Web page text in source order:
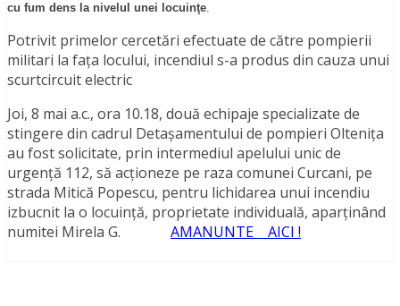
cu fum dens la nivelul unei locuinţe.
Potrivit primelor cercetări efectuate de către pompierii
militari la faţa locului, incendiul s-a produs din cauza unui
scurtcircuit electric
Joi, 8 mai a.c., ora 10.18, două echipaje specializate de
stingere din cadrul Detaşamentului de pompieri Olteniţa
au fost solicitate, prin intermediul apelului unic de
urgenţă 112, să acţioneze pe raza comunei Curcani, pe
strada Mitică Popescu, pentru lichidarea unui incendiu
izbucnit la o locuinţă, proprietate individuală, aparţinând
numitei Mirela G. AMANUNTE AICI !